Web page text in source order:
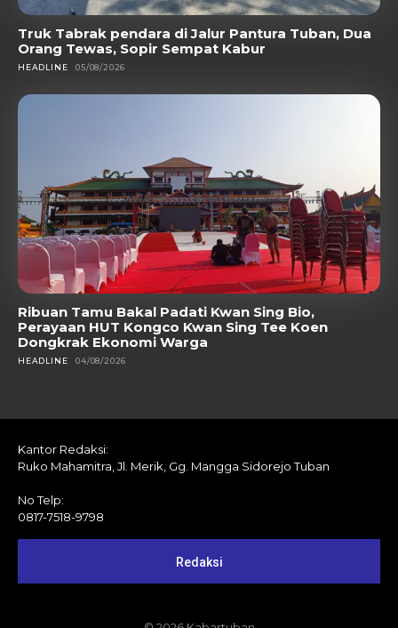
Truk Tabrak pendara di Jalur Pantura Tuban, Dua
Orang Tewas, Sopir Sempat Kabur
HEADLINE 05/08/2026
Ribuan Tamu Bakal Padati Kwan Sing Bio,
Perayaan HUT Kongco Kwan Sing Tee Koen
Dongkrak Ekonomi Warga
HEADLINE 04/08/2026
Kantor Redaksi:
Ruko Mahamitra, Jl. Merik, Gg. Mangga Sidorejo Tuban
No Telp:
0817-7518-9798
Redaksi